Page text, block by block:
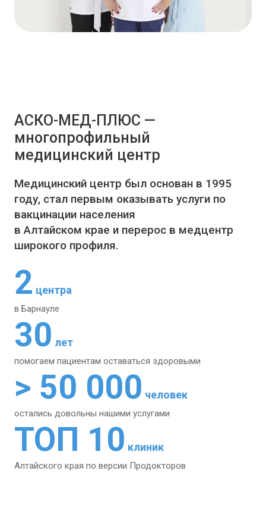
АСКО-МЕД-ПЛЮС —
многопрофильный
медицинский центр
Медицинский центр был основан в 1995
году, стал первым оказывать услуги по
вакцинации населения
в Алтайском крае и перерос в медцентр
широкого профиля.
2 центра
в Барнауле
30 лет
помогаем пациентам оставаться здоровыми
> 50 000 человек
остались довольны нашими услугами
ТОП 10 клиник
Алтайского края по версии Продокторов